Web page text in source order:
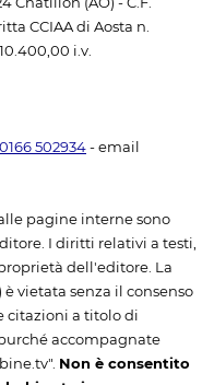
CCIAA di Aosta n.
i.v.
502934 - email
pagine interne sono
I diritti relativi a testi,
dell'editore. La
vietata senza il consenso
citazioni a titolo di
accompagnate
Non è consentito